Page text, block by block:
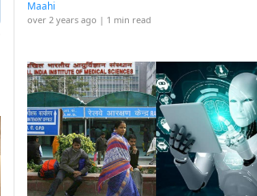
Maahi
over 2 years ago | 1 min read